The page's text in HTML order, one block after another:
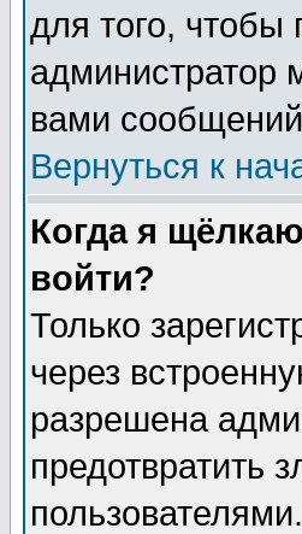
для того, чтобы
администратор
вами
Вернуться к
Когда я
войти?
Только
через
разрешена
предотвратить
пользователями.